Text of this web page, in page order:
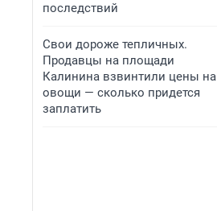
последствий
Свои дороже тепличных.
Продавцы на площади
Калинина взвинтили цены на
овощи — сколько придется
заплатить